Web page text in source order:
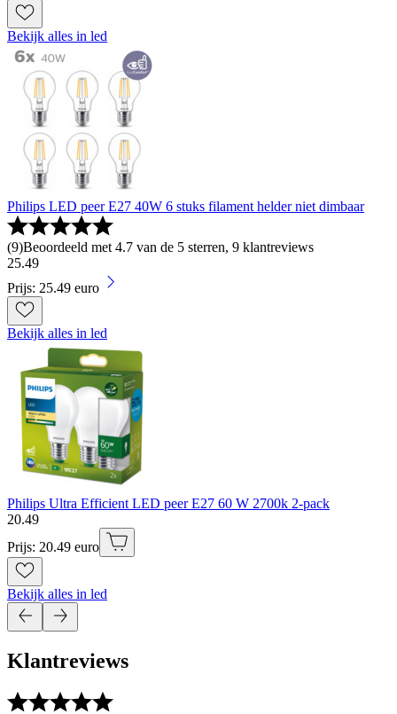
Bekijk alles in led
Philips LED peer E27 40W 6 stuks filament helder niet dimbaar
(9)Beoordeeld met 4.7 van de 5 sterren, 9 klantreviews
25.49
Prijs: 25.49 euro
Bekijk alles in led
Philips Ultra Efficient LED peer E27 60 W 2700k 2-pack
20.49
Prijs: 20.49 euro
Bekijk alles in led
Klantreviews